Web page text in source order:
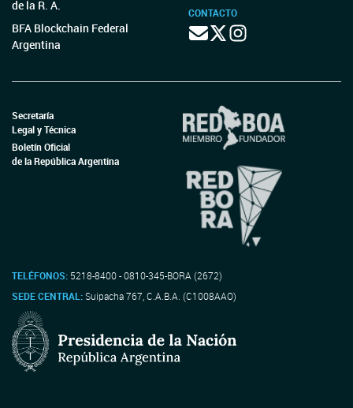
de la R. A.
BFA Blockchain Federal
Argentina
CONTACTO
Secretaría
Legal y Técnica
Boletín Oficial
de la República Argentina
TELÉFONOS: 5218-8400 - 0810-345-BORA (2672)
SEDE CENTRAL:Suipacha 767, C.A.B.A. (C1008AAO)